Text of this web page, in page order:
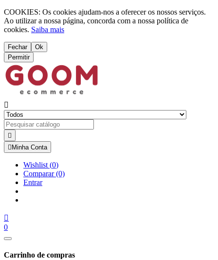
COOKIES: Os cookies ajudam-nos a oferecer os nossos serviços.
Ao utilizar a nossa página, concorda com a nossa política de
cookies. Saiba mais
Fechar
Ok
Permitir


 Minha Conta
Wishlist (0)
Comparar(0)
Entrar

0
Carrinho de compras